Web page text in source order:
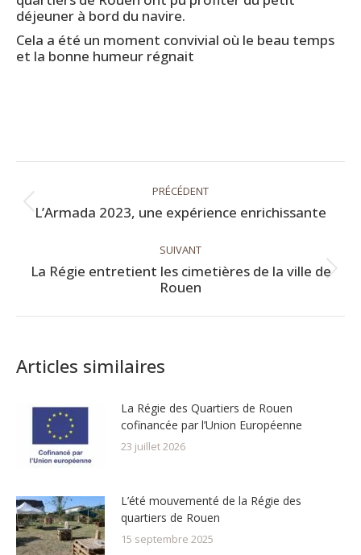
déjeuner à bord du navire.
Cela a été un moment convivial où le beau temps
et la bonne humeur régnait
article
PRÉCÉDENT
Article
précédent
L’Armada 2023, une expérience enrichissante
SUIVANT
Article
suivant
La Régie entretient les cimetières de la ville de
Rouen
Articles similaires
La Régie des Quartiers de Rouen
cofinancée par l’Union Européenne
23 juillet 2026
L’été mouvementé de la Régie des
quartiers de Rouen
15 septembre 2025